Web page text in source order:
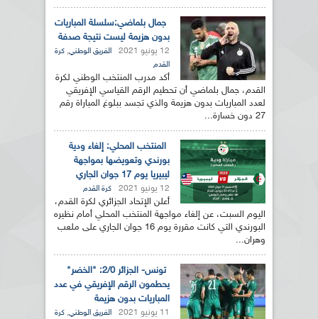
جمال بلماضي:سلسلة المباريات
بدون هزيمة ليست نتيجة صدفة
12 يونيو 2021 الفريق الوطني, كرة
القدم
أكد مدرب المنتخب الوطني لكرة
القدم، جمال بلماضي أن تحطيم الرقم القياسي الإفريقي
لعدد المباريات بدون هزيمة والذي تجسد ببلوغ المباراة رقم
27 دون خسارة...
المنتخب المحلي: إلغاء ودية
بورندي وتعويضها بمواجهة
ليبيريا يوم 17 جوان الجاري
12 يونيو 2021 كرة القدم
أعلن الإتحاد الجزائري لكرة القدم،
اليوم السبت، عن إلغاء مواجهة المنتخب المحلي أمام نظيره
البورندي التي كانت مقررة يوم 16 جوان الجاري على ملعب
وهران...
تونس- الجزائر 2/0: "الخضر"
يحطمون الرقم الإفريقي في عدد
المباريات بدون هزيمة
11 يونيو 2021 الفريق الوطني, كرة